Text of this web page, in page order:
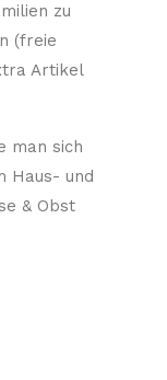
zu
(freie
Artikel
man sich
Haus- und
& Obst